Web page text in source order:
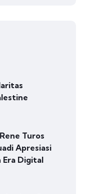
Turos
Apresiasi
Digital